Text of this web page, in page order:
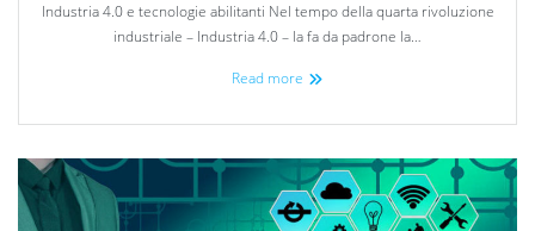
Industria 4.0 e tecnologie abilitanti Nel tempo della quarta rivoluzione
industriale – Industria 4.0 – la fa da padrone la…
Read more